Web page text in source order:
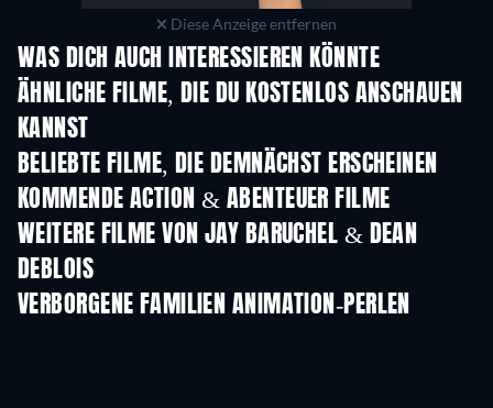
Diese Anzeige entfernen
WAS DICH AUCH INTERESSIEREN KÖNNTE
ÄHNLICHE FILME, DIE DU KOSTENLOS ANSCHAUEN
KANNST
BELIEBTE FILME, DIE DEMNÄCHST ERSCHEINEN
KOMMENDE ACTION & ABENTEUER FILME
WEITERE FILME VON JAY BARUCHEL & DEAN
DEBLOIS
VERBORGENE FAMILIEN ANIMATION-PERLEN